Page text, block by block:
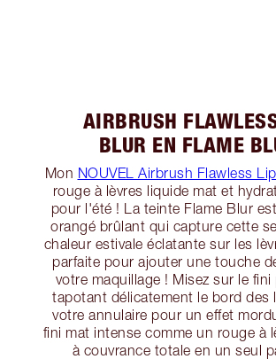
AIRBRUSH
BLUR EN FLAME
Mon NOUVEL Airbrush Flawless
rouge à lèvres liquide mat et
pour l'été ! La teinte Flame Blur
orangé brûlant qui capture cette
chaleur estivale éclatante sur les
parfaite pour ajouter une touche
votre maquillage ! Misez sur le fini
tapotant délicatement le bord des
votre annulaire pour un effet
fini mat intense comme un rouge à
à couvrance totale en un seul